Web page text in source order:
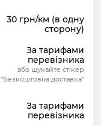
30 грн/км (в одну
сторону)
За тарифами
перевізника
або шукайте стікер
"Безкоштовна доставка"
За тарифами
перевізника